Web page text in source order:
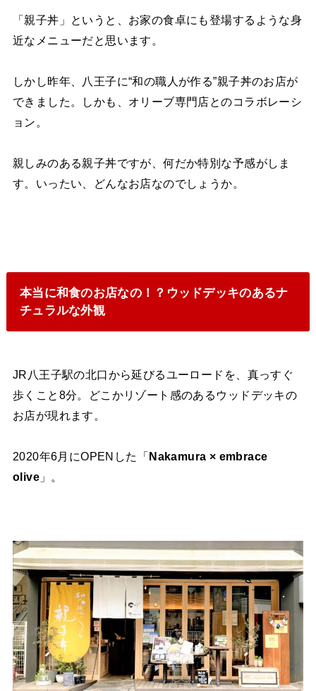
「親子丼」というと、お家の食卓にも登場するような身
近なメニューだと思います。
しかし昨年、八王子に“和の職人が作る”親子丼のお店が
できました。しかも、オリーブ専門店とのコラボレーシ
ョン。
親しみのある親子丼ですが、何だか特別な予感がしま
す。いったい、どんなお店なのでしょうか。
本当に和食のお店なの！？ウッドデッキのあるナ
チュラルな外観
JR八王子駅の北口から延びるユーロードを、真っすぐ
歩くこと8分。どこかリゾート感のあるウッドデッキの
お店が現れます。
2020年6月にOPENした「Nakamura × embrace
olive」。